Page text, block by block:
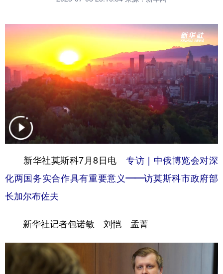
军事
视频 图片 政务
法律 中央文件 金融 汽车
食品 人居 信息化 数字经济
学术中国 乡村振兴 银龄 溯源中国
城市
彩票 娱乐 时尚 悦读
公益 一带一路 亚太网 上市公司
文化产业
河北
新华社莫斯科7月8日电专访｜中俄博览会对深
化两国务实合作具有重要意义——访莫斯科市政府部
长加尔布佐夫
新华社记者包诺敏 刘恺 孟菁